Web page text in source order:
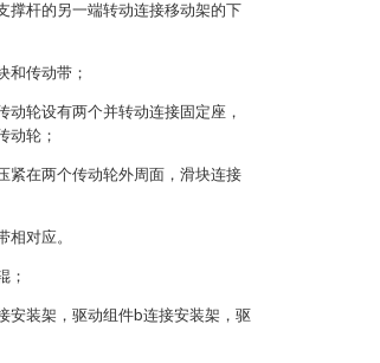
撑杆的另一端转动连接移动架的下
和传动带；
轮设有两个并转动连接固定座，
动轮；
紧在两个传动轮外周面，滑块连接
对应。
；
安装架，驱动组件b连接安装架，驱